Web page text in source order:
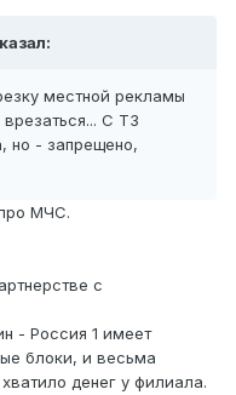
местной рекламы
С ТЗ
но - запрещено,
МЧС.
с
- Россия 1 имеет
блоки, и весьма
денег у филиала.